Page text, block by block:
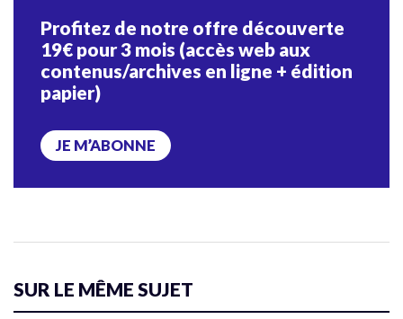
Profitez de notre offre découverte
19€ pour 3 mois (accès web aux
contenus/archives en ligne + édition
papier)
JE M’ABONNE
SUR LE MÊME SUJET